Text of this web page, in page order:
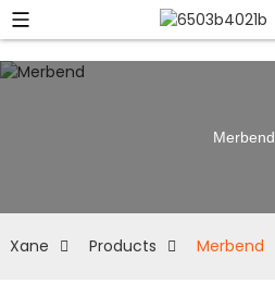
Merbend
Xane Products Merbend